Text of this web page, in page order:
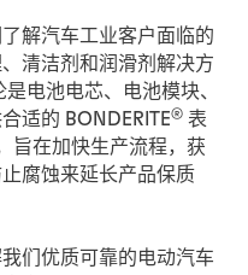
解汽车工业客户面临的
清洁剂和润滑剂解决方
电池电芯、电池模块、
适的 BONDERITE® 表
旨在加快生产流程，获
腐蚀来延长产品保质
们优质可靠的电动汽车